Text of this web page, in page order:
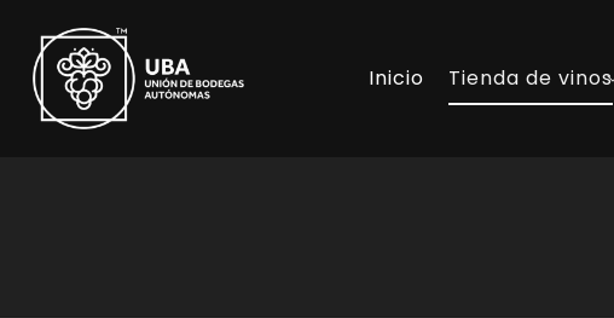
Inicio Tienda de vinos